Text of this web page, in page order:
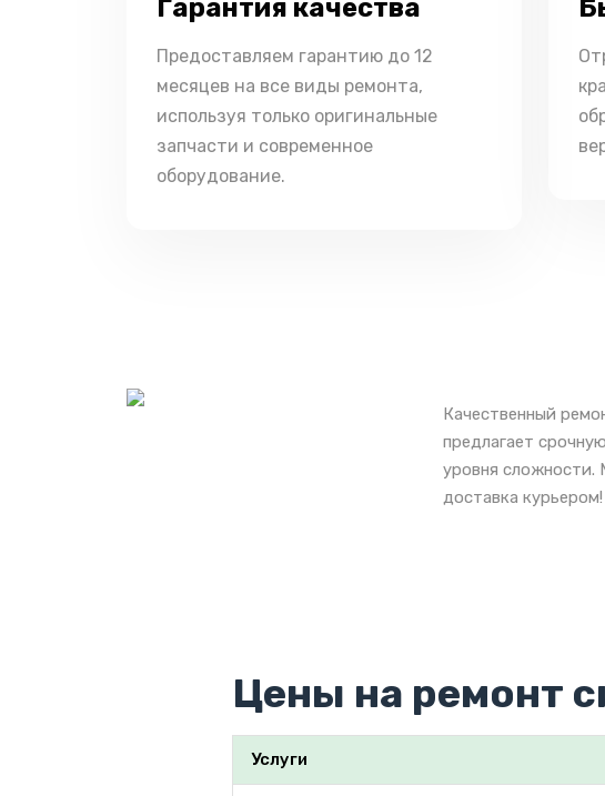
Гарантия качества
Предоставляем гарантию до 12
месяцев на все виды ремонта,
используя только оригинальные
запчасти и современное
оборудование.
Качественный
предлагает
уровня сложности.
доставка курьером!
Цены на ремонт
Услуги